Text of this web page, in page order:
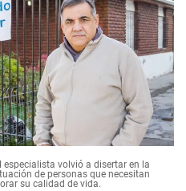
volvió a disertar en la
de personas que necesitan
su calidad de vida.